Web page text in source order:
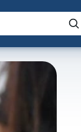
Buscar no Jus